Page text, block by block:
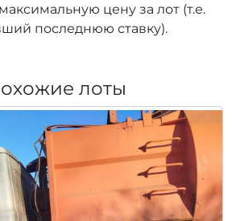
цену за лот (т.е.
последнюю ставку).
лоты